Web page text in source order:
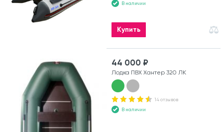
В наличии
Купить
44 000 ₽
Лодка ПВХ Хантер 320 ЛК
14 отзывов
В наличии